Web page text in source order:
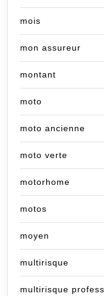
mois
mon assureur
montant
moto
moto ancienne
moto verte
motorhome
motos
moyen
multirisque
multirisque